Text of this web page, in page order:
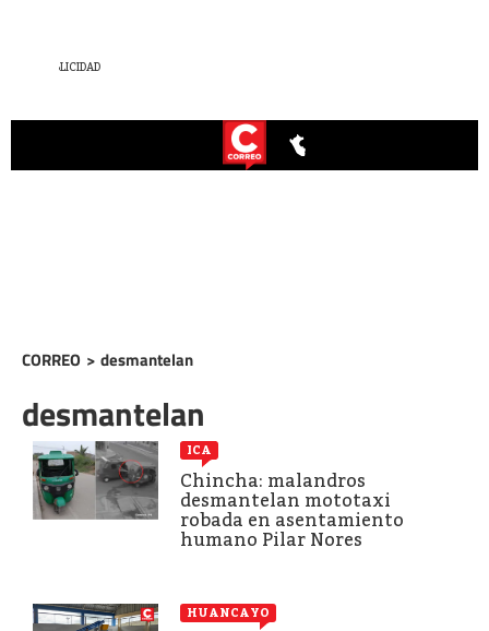
CORREO > desmantelan
desmantelan
ICA
Chincha: malandros
desmantelan mototaxi
robada en asentamiento
humano Pilar Nores
HUANCAYO